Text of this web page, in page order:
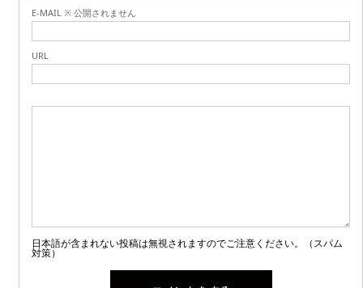
E-MAIL ※ 公開されません
URL
日本語が含まれない投稿は無視されますのでご注意ください。（スパム
対策）